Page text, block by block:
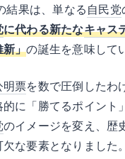
結果は、単なる自民党
に代わる新たなキャス
新」の誕生を意味して
明票を数で圧倒したわ
に「勝てるポイント
のイメージを変え、歴
な要素となりました。